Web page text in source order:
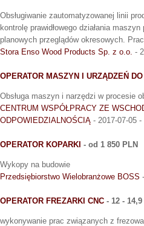
Obsługiwanie zautomatyzowanej linii
kontrolę prawidłowego działania
planowych przeglądów okresowych.
Stora Enso Wood Products Sp. z o.o. -
OPERATOR MASZYN I URZĄDZEŃ
Obsługa maszyn i narzędzi w procesie
CENTRUM WSPÓŁPRACY ZE
ODPOWIEDZIALNOŚCIĄ - 2017-07-05 -
OPERATOR KOPARKI - od 1 850 PLN
Wykopy na budowie
Przedsiębiorstwo Wielobranżowe BOSS
OPERATOR FREZARKI CNC - 12 -
wykonywanie prac związanych z